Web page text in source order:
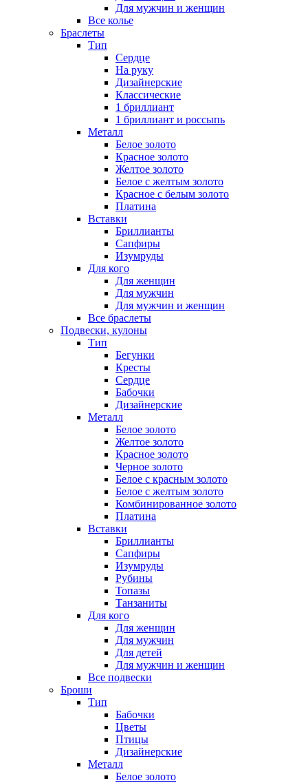
Для мужчин и женщин
Все колье
Браслеты
Тип
Сердце
На руку
Дизайнерские
Классические
1 бриллиант
1 бриллиант и россыпь
Металл
Белое золото
Красное золото
Желтое золото
Белое с желтым золото
Красное с белым золото
Платина
Вставки
Бриллианты
Сапфиры
Изумруды
Для кого
Для женщин
Для мужчин
Для мужчин и женщин
Все браслеты
Подвески, кулоны
Тип
Бегунки
Кресты
Сердце
Бабочки
Дизайнерские
Металл
Белое золото
Желтое золото
Красное золото
Черное золото
Белое с красным золото
Белое с желтым золото
Комбинированное золото
Платина
Вставки
Бриллианты
Сапфиры
Изумруды
Рубины
Топазы
Танзаниты
Для кого
Для женщин
Для мужчин
Для детей
Для мужчин и женщин
Все подвески
Броши
Тип
Бабочки
Цветы
Птицы
Дизайнерские
Металл
Белое золото